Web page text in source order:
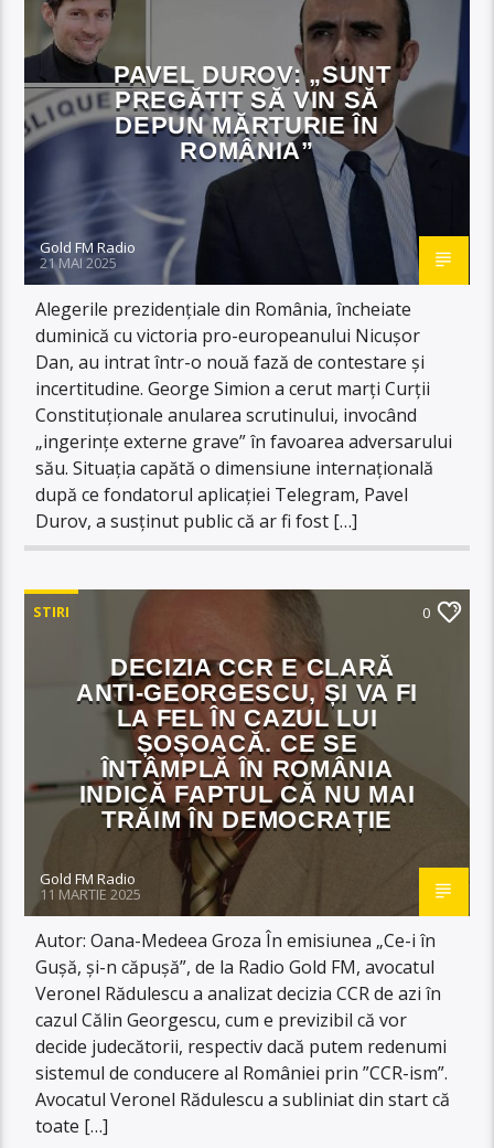
PAVEL DUROV: „SUNT
PREGĂTIT SĂ VIN SĂ
DEPUN MĂRTURIE ÎN
ROMÂNIA”
Gold FM Radio
21 MAI 2025
Alegerile prezidențiale din România, încheiate
duminică cu victoria pro-europeanului Nicușor
Dan, au intrat într-o nouă fază de contestare și
incertitudine. George Simion a cerut marți Curții
Constituționale anularea scrutinului, invocând
„ingerințe externe grave” în favoarea adversarului
său. Situația capătă o dimensiune internațională
după ce fondatorul aplicației Telegram, Pavel
Durov, a susținut public că ar fi fost […]
STIRI 0
DECIZIA CCR E CLARĂ
ANTI-GEORGESCU, ȘI VA FI
LA FEL ÎN CAZUL LUI
ȘOȘOACĂ. CE SE
ÎNTÂMPLĂ ÎN ROMÂNIA
INDICĂ FAPTUL CĂ NU MAI
TRĂIM ÎN DEMOCRAȚIE
Gold FM Radio
11 MARTIE 2025
Autor: Oana-Medeea Groza În emisiunea „Ce-i în
Gușă, și-n căpușă”, de la Radio Gold FM, avocatul
Veronel Rădulescu a analizat decizia CCR de azi în
cazul Călin Georgescu, cum e previzibil că vor
decide judecătorii, respectiv dacă putem redenumi
sistemul de conducere al României prin ”CCR-ism”.
Avocatul Veronel Rădulescu a subliniat din start că
toate […]